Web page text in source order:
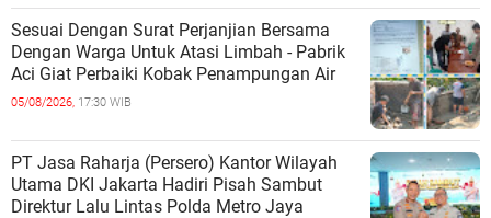
Sesuai Dengan Surat Perjanjian Bersama
Dengan Warga Untuk Atasi Limbah - Pabrik
Aci Giat Perbaiki Kobak Penampungan Air
05/08/2026, 17:30 WIB
PT Jasa Raharja (Persero) Kantor Wilayah
Utama DKI Jakarta Hadiri Pisah Sambut
Direktur Lalu Lintas Polda Metro Jaya